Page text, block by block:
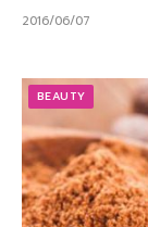
2016/06/07
BEAUTY